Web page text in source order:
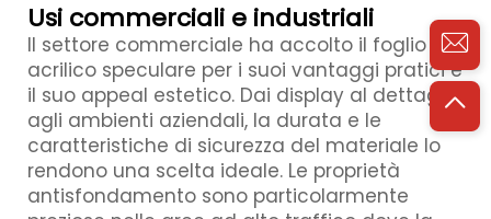
Usi commerciali e industriali
Il settore commerciale ha accolto il foglio
acrilico speculare per i suoi vantaggi pratici e
il suo appeal estetico. Dai display al dettaglio
agli ambienti aziendali, la durata e le
caratteristiche di sicurezza del materiale lo
rendono una scelta ideale. Le proprietà
antisfondamento sono particolarmente